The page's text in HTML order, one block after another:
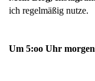
ich regelmäßig nutze.
Um 5:oo Uhr